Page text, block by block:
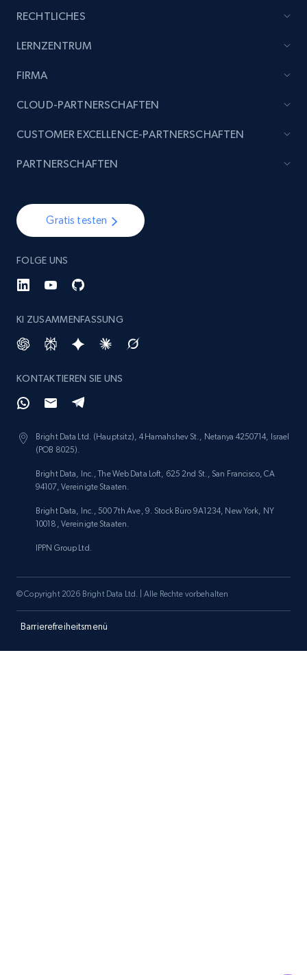
1.9K+
Etsy - Collect data on products using
specified keywords
Reviews count shop, Reviews count item, Initial
Etsy - Collects data from shop's URL
URL, Product id, Listing inventory id, Title, Rating,
Reviews count shop, Reviews count item, Initial
1.9K+ 323+
Amazon products search
Asin, URL, Name, Sponsored, Initial price, Final
price, Currency, Sold, and more.
1.6K+ 181+
Target
Rating, Reviews count, Initial price, Discount,
and more.
RECHTLICHES
LERNZENTRUM
FIRMA
Gratis testen
FOLGE UNS
KI ZUSAMMENFASSUNG
KONTAKTIEREN SIE UNS
Bright Data Ltd. (Hauptsitz), 4 Hamahshev St., Netanya 4250714, Israel
(POB 8025).
Bright Data, Inc., The Web Data Loft, 625 2nd St., San Francisco, CA
94107, Vereinigte Staaten.
Bright Data, Inc., 500 7th Ave, 9. Stock Büro 9A1234, New York, NY
10018, Vereinigte Staaten.
IPPN Group Ltd.
CLOUD-PARTNERSCHAFTEN
CUSTOMER EXCELLENCE-PARTNERSCHAFTEN
PARTNERSCHAFTEN
Barrierefreiheitsmenü
© Copyright 2026 Bright Data Ltd. | Alle Rechte vorbehalten